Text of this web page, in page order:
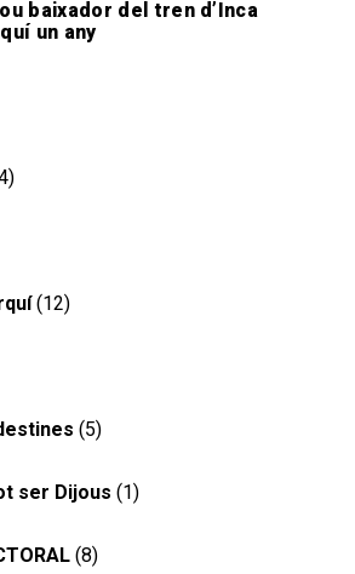
baixador del tren d’Inca
un any
(12)
(5)
ser Dijous (1)
(8)